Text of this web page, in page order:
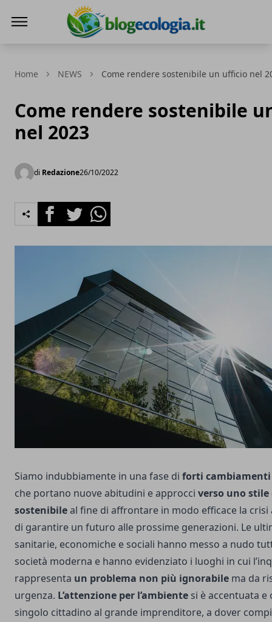
Home NEWS Come rendere sostenibile un ufficio nel
Come rendere sostenibile
nel 2023
di Redazione26/10/2022
FacebookTwitterWhatsapp
Siamo indubbiamente in una fase di forti cambiamenti
che portano nuove abitudini e approcci verso uno
sostenibileal fine di affrontare in modo efficace la crisi
di garantire un futuro alle prossime generazioni. Le
sanitarie, economiche e sociali hanno messo a nudo
società moderna e hanno evidenziato i luoghi in cui
rappresenta un problema non più ignorabile ma da
urgenza. L’attenzione per l’ambiente si è accentuata
singolo cittadino al grande imprenditore, a dover